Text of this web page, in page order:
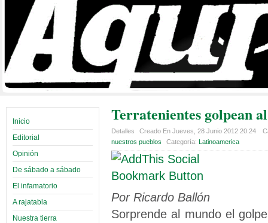
Inicio
Editorial
Opinión
De sábado a sábado
El infamatorio
A rajatabla
Nuestra tierra
Terratenientes golpean
Detalles Creado En Jueves, 28 Junio 2012 20:24
nuestros pueblos
Categoría: Latinoamerica
Por Ricardo Ballón
Sorprende al mundo el